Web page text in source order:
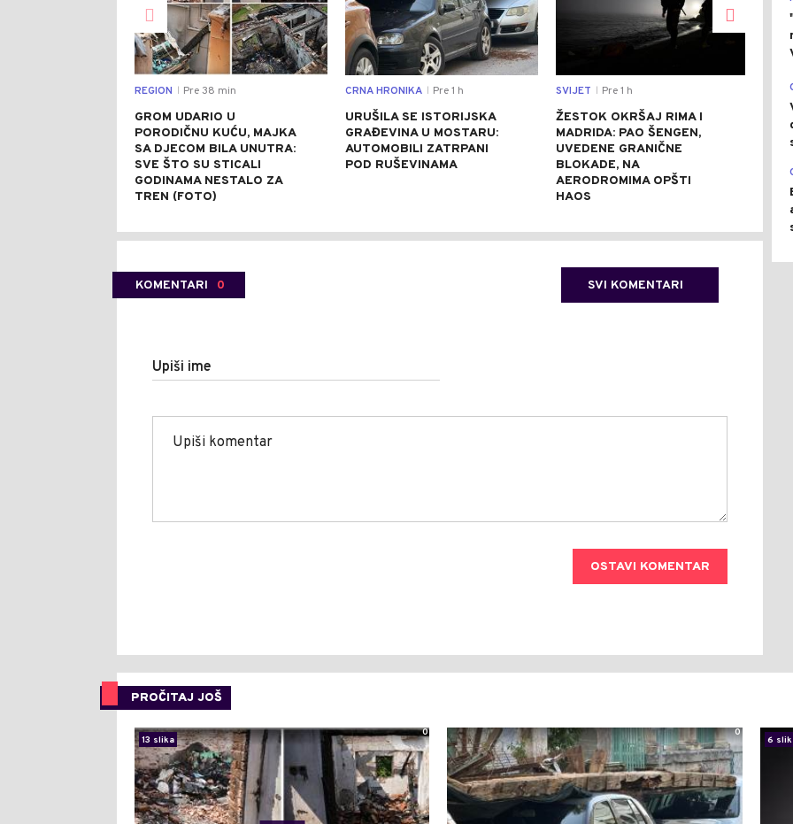
REGION Pre 38 min
GROM UDARIO U
PORODIČNU KUĆU, MAJKA
SA DJECOM BILA UNUTRA:
SVE ŠTO SU STICALI
GODINAMA NESTALO ZA
TREN (FOTO)
CRNA HRONIKA Pre 1 h
URUŠILA SE ISTORIJSKA
GRAĐEVINA U MOSTARU:
AUTOMOBILI ZATRPANI
POD RUŠEVINAMA
SVIJET Pre 1 h
ŽESTOK OKRŠAJ RIMA I
MADRIDA: PAO ŠENGEN,
UVEDENE GRANIČNE
BLOKADE, NA
AERODROMIMA OPŠTI
HAOS
KOMENTARI 0 SVI KOMENTARI
Upiši ime
OSTAVI KOMENTAR
PROČITAJ JOŠ
13 slika
0 0
6